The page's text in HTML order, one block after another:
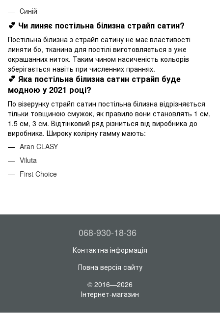
Синій
💕 Чи линяє постільна білизна страйп сатин?
Постільна білизна з страйп сатину не має властивості
линяти бо, тканина для постілі виготовляється з уже
окрашанних ниток. Таким чином насиченість кольорів
зберігається навіть при численних праннях.
💕 Яка постільна білизна сатин страйп буде
модною у 2021 році?
По візерунку страйп сатин постільна білизна відрізняється
тільки товщиною смужок, як правило вони становлять 1 см,
1.5 см, 3 см. Відтінковий ряд різниться від виробника до
виробника. Широку колірну гамму мають:
Aran CLASY
Viluta
First Choice
068-930-18-36
Контактна інформація
Повна версія сайту
© 2016—2026
Інтернет-магазин